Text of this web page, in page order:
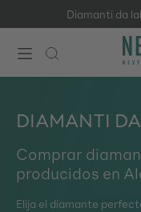
Passa al contenuto
Diamanti da
DIAMANTI
Comprar
producidos en
Elija el diamante